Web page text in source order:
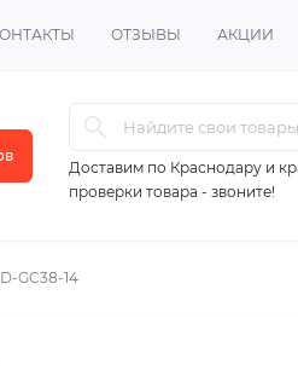
ОТЗЫВЫ АКЦИИ
Доставим по Краснодару и
проверки товара - звоните!
GC38-14